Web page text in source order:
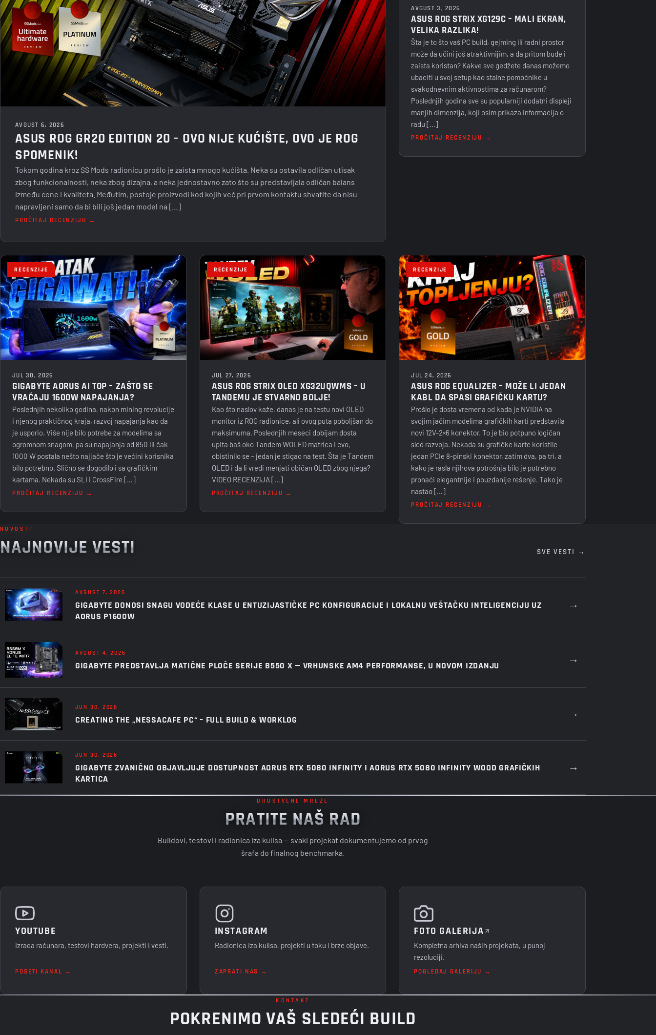
AVGUST 6, 2026
ASUS ROG GR20 EDITION 20 – OVO NIJE KUĆIŠTE, OVO JE ROG
SPOMENIK!
Tokom godina kroz SS Mods radionicu prošlo je zaista mnogo kućišta. Neka su ostavila odličan utisak
zbog funkcionalnosti, neka zbog dizajna, a neka jednostavno zato što su predstavljala odličan balans
između cene i kvaliteta. Međutim, postoje proizvodi kod kojih već pri prvom kontaktu shvatite da nisu
napravljeni samo da bi bili još jedan model na […]
PROČITAJ RECENZIJU →
AVGUST 3, 2026
ASUS ROG STRIX XG129C – MALI EKRAN,
VELIKA RAZLIKA!
Šta je to što vaš PC build, gejming ili radni prostor
može da učini još atraktivnijim, a da pritom bude i
zaista koristan? Kakve sve gedžete danas možemo
ubaciti u svoj setup kao stalne pomoćnike u
svakodnevnim aktivnostima za računarom?
Poslednjih godina sve su popularniji dodatni displeji
manjih dimenzija, koji osim prikaza informacija o
radu […]
PROČITAJ RECENZIJU →
RECENZIJE
JUL 30, 2026
GIGABYTE AORUS AI TOP – ZAŠTO SE
VRAĆAJU 1600W NAPAJANJA?
Poslednjih nekoliko godina, nakon mining revolucije
i njenog praktičnog kraja, razvoj napajanja kao da
je usporio. Više nije bilo potrebe za modelima sa
ogromnom snagom, pa su napajanja od 850 ili čak
1000 W postala nešto najjače što je većini korisnika
bilo potrebno. Slično se dogodilo i sa grafičkim
kartama. Nekada su SLI i CrossFire […]
PROČITAJ RECENZIJU →
RECENZIJE
JUL 27, 2026
ASUS ROG STRIX OLED XG32UQWMS – U
TANDEMU JE STVARNO BOLJE!
Kao što naslov kaže, danas je na testu novi OLED
monitor iz ROG radionice, ali ovog puta poboljšan do
maksimuma. Poslednjih meseci dobijam dosta
upita baš oko Tandem WOLED matrica i evo,
obistinilo se – jedan je stigao na test. Šta je Tandem
OLED i da li vredi menjati običan OLED zbog njega?
VIDEO RECENZIJA […]
PROČITAJ RECENZIJU →
RECENZIJE
JUL 24, 2026
ASUS ROG EQUALIZER – MOŽE LI JEDAN
KABL DA SPASI GRAFIČKU KARTU?
Prošlo je dosta vremena od kada je NVIDIA na
svojim jačim modelima grafičkih karti predstavila
novi 12V-2×6 konektor. To je bio potpuno logičan
sled razvoja. Nekada su grafičke karte koristile
jedan PCIe 8-pinski konektor, zatim dva, pa tri, a
kako je rasla njihova potrošnja bilo je potrebno
pronaći elegantnije i pouzdanije rešenje. Tako je
nastao […]
PROČITAJ RECENZIJU →
NOVOSTI
NAJNOVIJE VESTI SVE VESTI →
AVGUST 7, 2026
GIGABYTE DONOSI SNAGU VODEĆE KLASE U ENTUZIJASTIČKE PC KONFIGURACIJE I LOKALNU VEŠTAČKU INTELIGENCIJU UZ
AORUS P1600W
→
AVGUST 4, 2026
GIGABYTE PREDSTAVLJA MATIČNE PLOČE SERIJE B550 X — VRHUNSKE AM4 PERFORMANSE, U NOVOM IZDANJU →
JUN 30, 2026
CREATING THE „NESSACAFE PC“ – FULL BUILD & WORKLOG →
JUN 30, 2026
GIGABYTE ZVANIČNO OBJAVLJUJE DOSTUPNOST AORUS RTX 5080 INFINITY I AORUS RTX 5080 INFINITY WOOD GRAFIČKIH
KARTICA
→
DRUŠTVENE MREŽE
PRATITE NAŠ RAD
Buildovi, testovi i radionica iza kulisa — svaki projekat dokumentujemo od prvog
šrafa do finalnog benchmarka.
YOUTUBE
Izrada računara, testovi hardvera, projekti i vesti.
POSETI KANAL →
INSTAGRAM
Radionica iza kulisa, projekti u toku i brze objave.
ZAPRATI NAS →
FOTO GALERIJA
Kompletna arhiva naših projekata, u punoj
rezoluciji.
POGLEDAJ GALERIJU →
KONTAKT
POKRENIMO VAŠ SLEDEĆI BUILD